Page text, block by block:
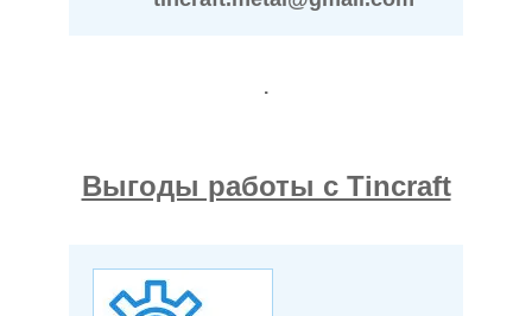
.
Выгоды работы с Tincraft